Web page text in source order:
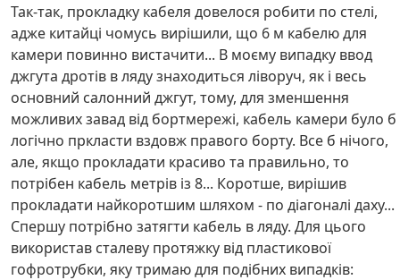
Так-так, прокладку кабеля довелося робити по стелі,
адже китайці чомусь вирішили, що 6 м кабелю для
камери повинно вистачити... В моєму випадку ввод
джгута дротів в ляду знаходиться ліворуч, як і весь
основний салонний джгут, тому, для зменшення
можливих завад від бортмережі, кабель камери було б
логічно пркласти вздовж правого борту. Все б нічого,
але, якщо прокладати красиво та правильно, то
потрібен кабель метрів із 8... Коротше, вирішив
прокладати найкоротшим шляхом - по діагоналі даху...
Спершу потрібно затягти кабель в ляду. Для цього
використав сталеву протяжку від пластикової
гофротрубки, яку тримаю для подібних випадків: